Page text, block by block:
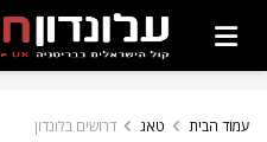
עמוד הבית טאג דרושים בלונדון